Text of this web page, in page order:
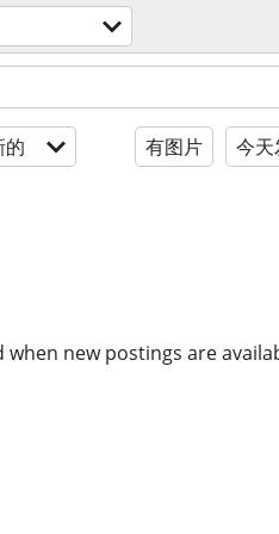
的 有图片 今
new postings are